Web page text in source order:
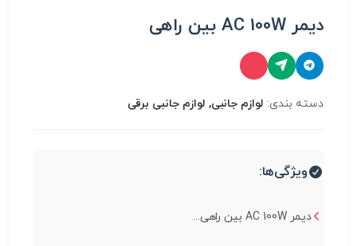
دیمر AC 100W بین راهی
دسته بندی: لوازم جانبی, لوازم جانبی برقی
ویژگی‌ها:
دیمر AC 100W بین راهی...